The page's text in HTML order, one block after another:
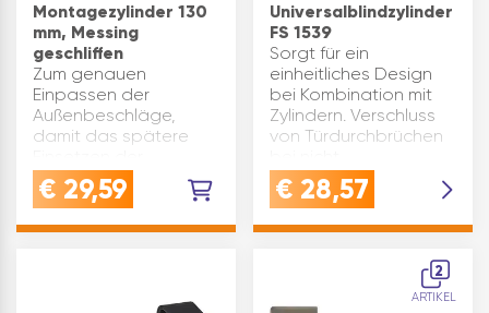
Montagezylinder 130
mm, Messing
geschliffen
Zum genauen
Einpassen der
Außenbeschläge,
damit das spätere
Profilzylinder ohne
Nacharbeit
kann. Länge(mm): 130
Inhaltsangabe (ST): 1…
€ 29,59
Universalblindzylinder
FS 1539
Sorgt für ein
einheitliches Design
bei Kombination mit
Zylindern. Verschluss
von Türdurchbrüchen
beabsichtigter
Schließfunktion.Die
einstellbar. Der
angegebene Verst…
€ 28,57
2
ARTIKEL